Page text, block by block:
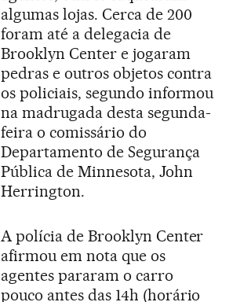
algumas lojas. Cerca de 200
foram até a delegacia de
Brooklyn Center e jogaram
pedras e outros objetos contra
os policiais, segundo informou
na madrugada desta segunda-
feira o comissário do
Departamento de Segurança
Pública de Minnesota, John
Herrington.
A polícia de Brooklyn Center
afirmou em nota que os
agentes pararam o carro
pouco antes das 14h (horário